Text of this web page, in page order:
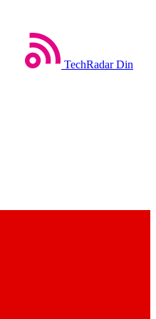
TechRadar Din